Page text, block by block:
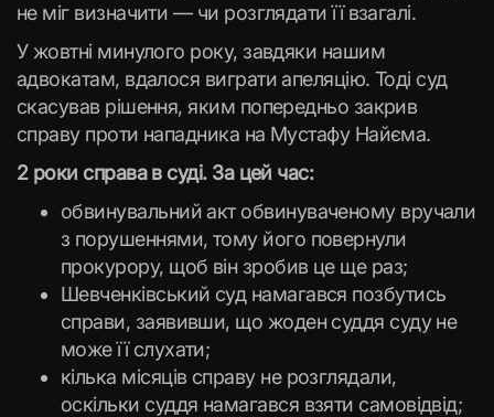
не міг визначити — чи розглядати її взагалі.
У жовтні минулого року, завдяки нашим
адвокатам, вдалося виграти апеляцію. Тоді суд
скасував рішення, яким попередньо закрив
справу проти нападника на Мустафу Найєма.
2 роки справа в суді. За цей час:
обвинувальний акт обвинуваченому вручали
з порушеннями, тому його повернули
прокурору, щоб він зробив це ще раз;
Шевченківський суд намагався позбутись
справи, заявивши, що жоден суддя суду не
може її слухати;
кілька місяців справу не розглядали,
оскільки суддя намагався взяти самовідвід;